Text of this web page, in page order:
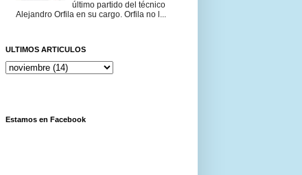
último partido del técnico
Alejandro Orfila en su cargo. Orfila no l...
ULTIMOS ARTICULOS
Estamos en Facebook